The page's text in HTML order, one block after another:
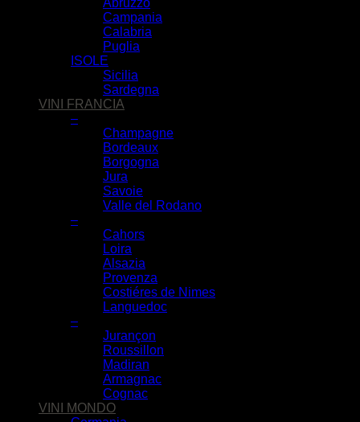
Abruzzo
Campania
Calabria
Puglia
ISOLE
Sicilia
Sardegna
VINI FRANCIA
–
Champagne
Bordeaux
Borgogna
Jura
Savoie
Valle del Rodano
–
Cahors
Loira
Alsazia
Provenza
Costiéres de Nimes
Languedoc
–
Jurançon
Roussillon
Madiran
Armagnac
Cognac
VINI MONDO